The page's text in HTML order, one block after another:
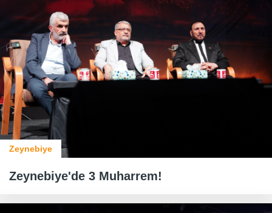
Zeynebiye
Zeynebiye'de 3 Muharrem!